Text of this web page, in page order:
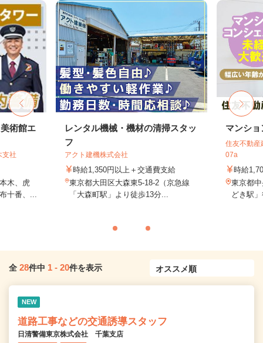
術館エ
社
木、虎
十番、...
レンタル機械・機材の清掃スタッ
フ
アクト建機株式会社
時給1,350円以上＋交通費支給
東京都大田区大森東5-18-2（京急線
「大森町駅」より徒歩13分...
マンシ
住友不動産
07a
時給
東京都
どき駅
全 28件中 1 - 20件を表示
NEW
道路工事などの交通誘導スタッフ
日清警備東京株式会社 千葉支店